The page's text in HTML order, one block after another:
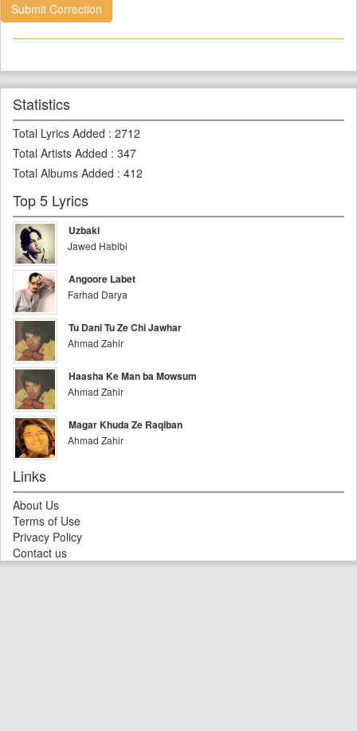
Submit Correction
Statistics
Total Lyrics Added : 2712
Total Artists Added : 347
Total Albums Added : 412
Top 5 Lyrics
Uzbaki
Jawed Habibi
Angoore Labet
Farhad Darya
Tu Dani Tu Ze Chi Jawhar
Ahmad Zahir
Haasha Ke Man ba Mowsum
Ahmad Zahir
Magar Khuda Ze Raqiban
Ahmad Zahir
Links
About Us
Terms of Use
Privacy Policy
Contact us